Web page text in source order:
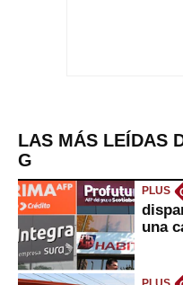
LAS MÁS LEÍDAS
G
PLUS
una